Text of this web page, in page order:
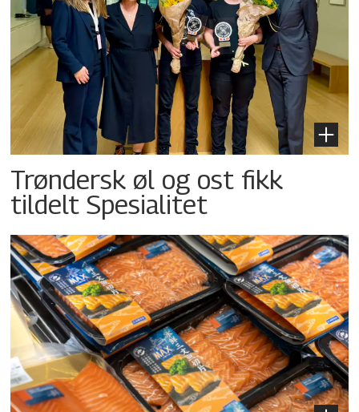
Trøndersk øl og ost fikk
tildelt Spesialitet